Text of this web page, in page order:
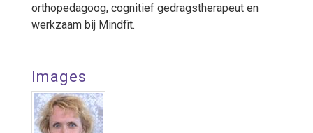
orthopedagoog, cognitief gedragstherapeut en
werkzaam bij Mindfit.
Images